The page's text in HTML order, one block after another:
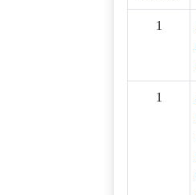
1
1